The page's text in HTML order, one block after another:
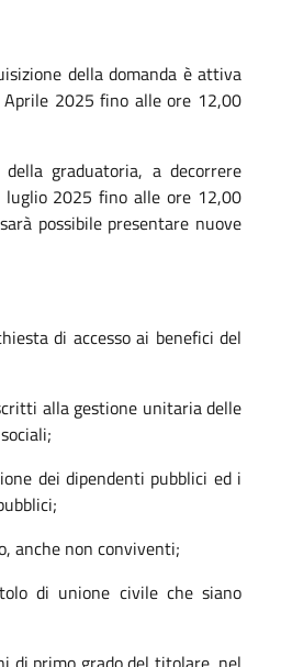
della domanda è attiva
2025 fino alle ore 12,00
della graduatoria, a decorrere
2025 fino alle ore 12,00
possibile presentare nuove
di accesso ai benefici del
alla gestione unitaria delle
dei dipendenti pubblici ed i
anche non conviventi;
di unione civile che siano